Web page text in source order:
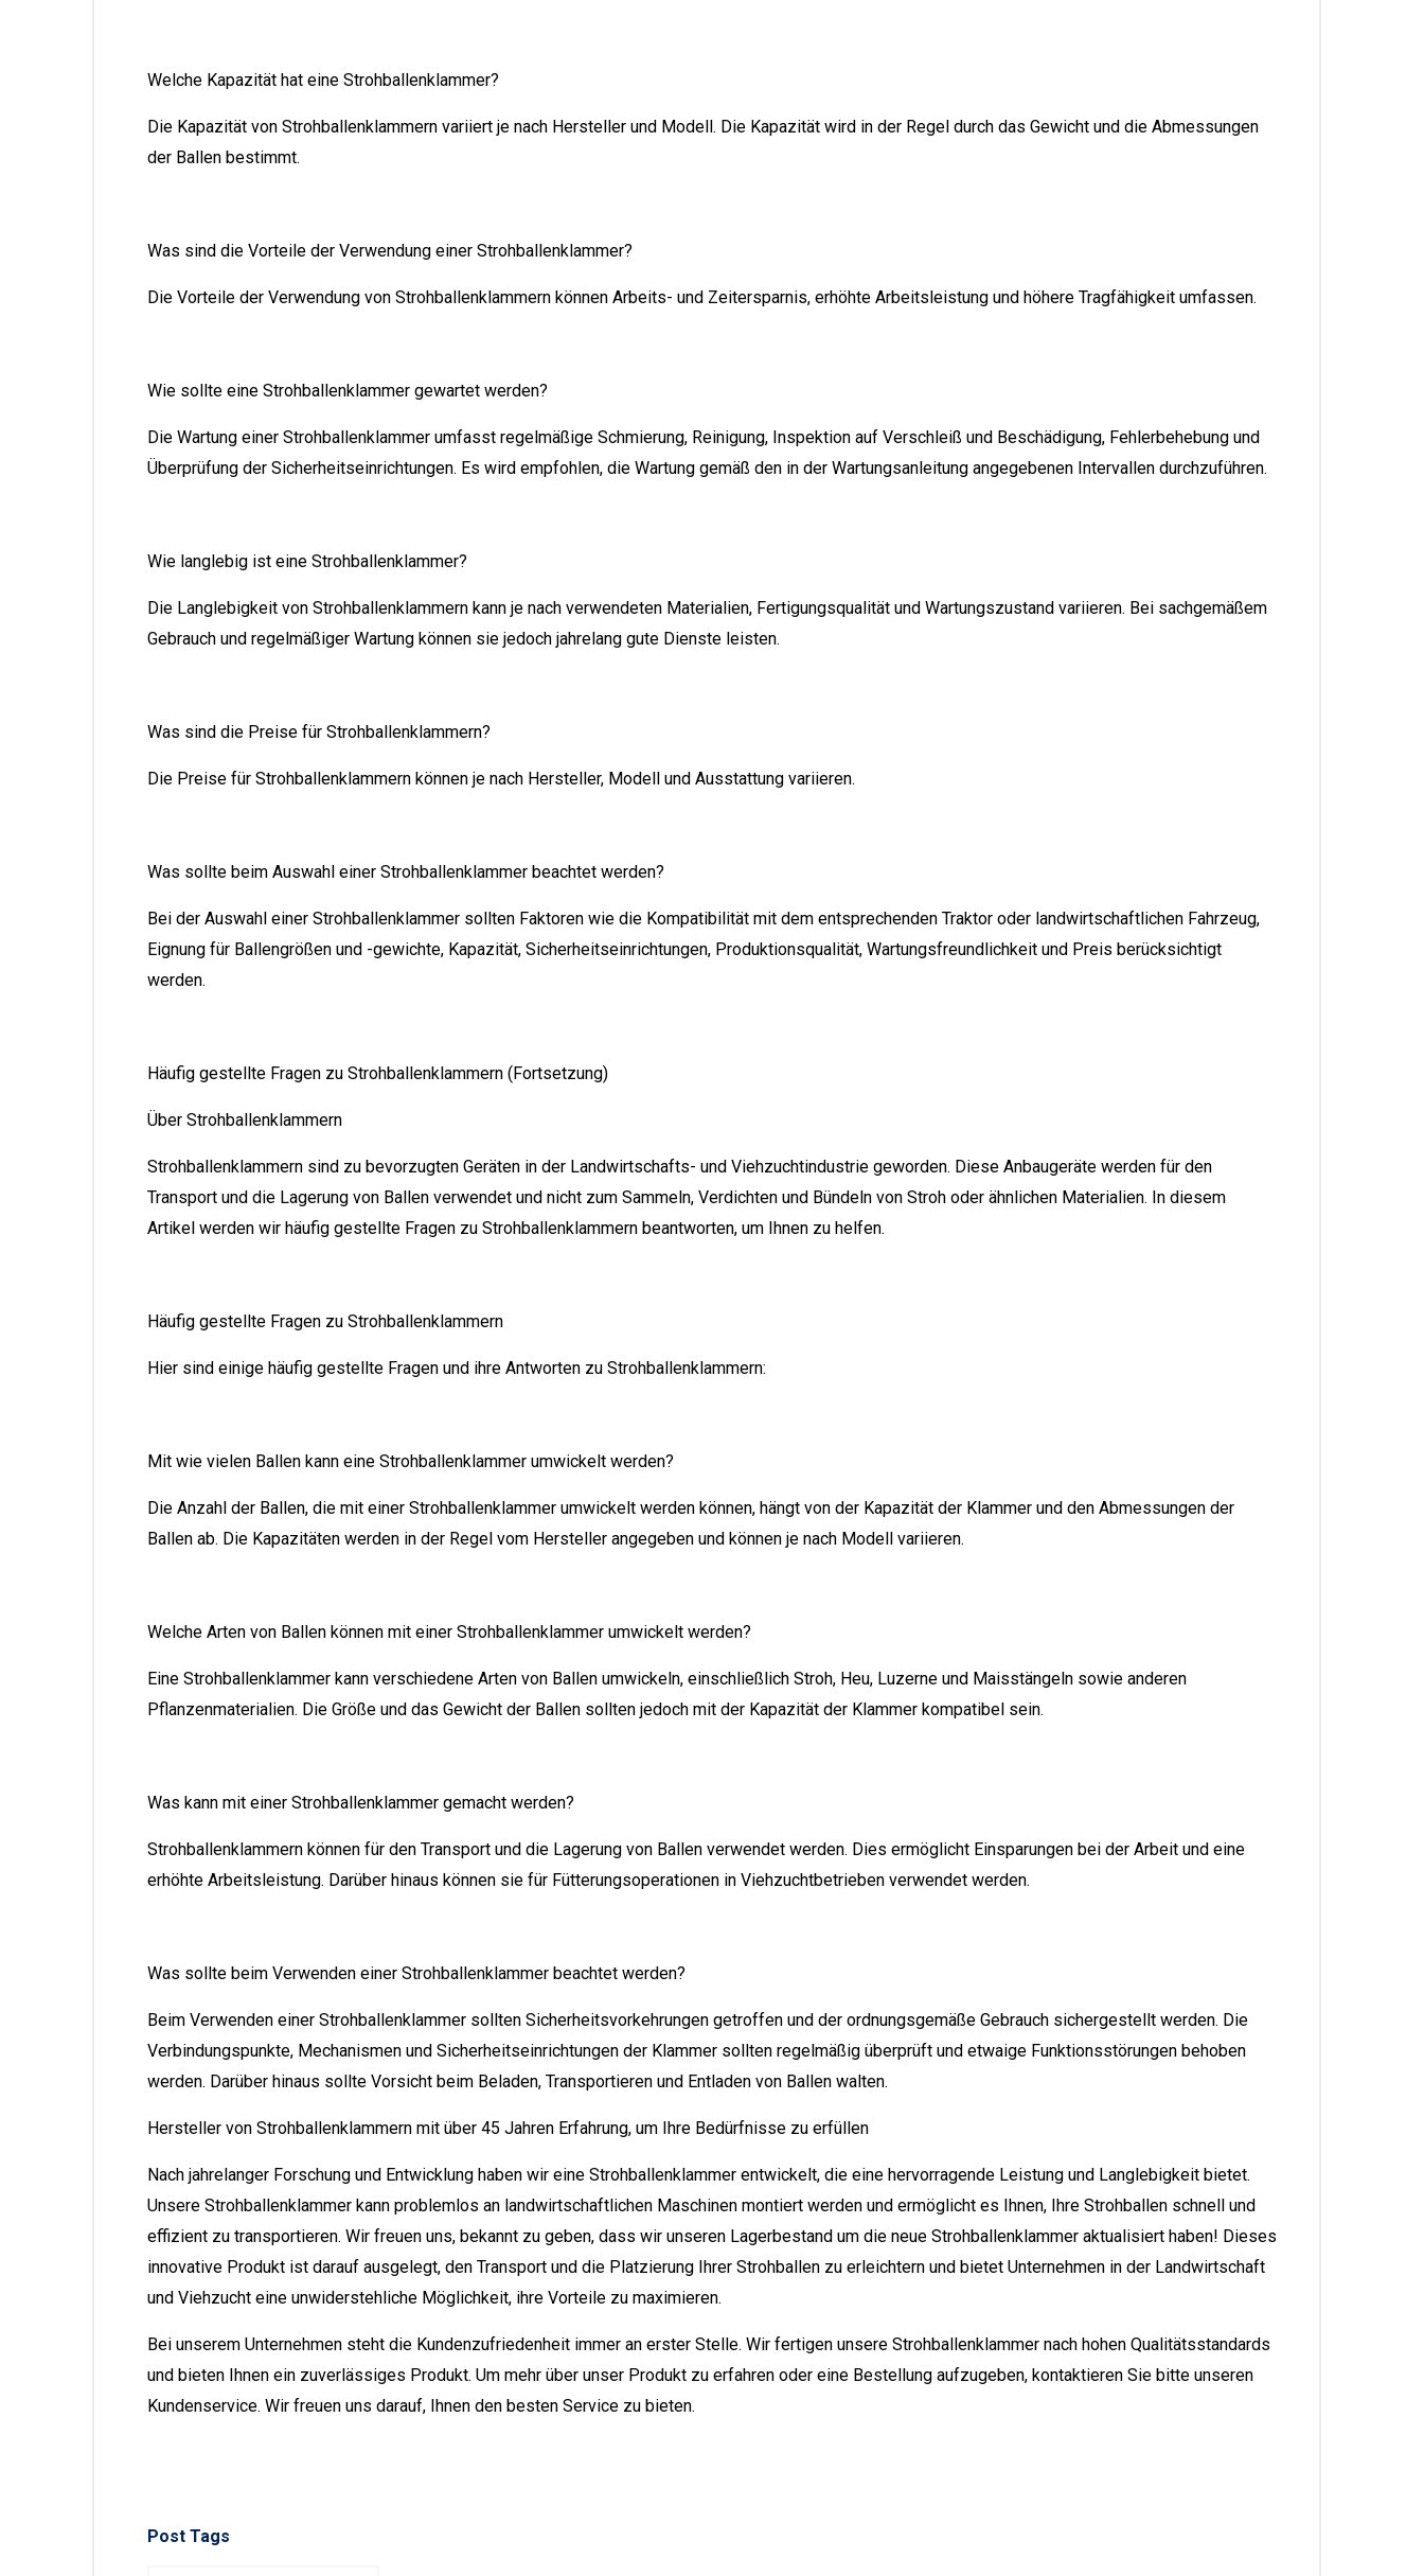
Welche Kapazität hat eine Strohballenklammer?
Die Kapazität von Strohballenklammern variiert je nach Hersteller und Modell. Die Kapazität wird in der Regel durch das Gewicht und die Abmessungen
der Ballen bestimmt.
Was sind die Vorteile der Verwendung einer Strohballenklammer?
Die Vorteile der Verwendung von Strohballenklammern können Arbeits- und Zeitersparnis, erhöhte Arbeitsleistung und höhere Tragfähigkeit umfassen.
Wie sollte eine Strohballenklammer gewartet werden?
Die Wartung einer Strohballenklammer umfasst regelmäßige Schmierung, Reinigung, Inspektion auf Verschleiß und Beschädigung, Fehlerbehebung und
Überprüfung der Sicherheitseinrichtungen. Es wird empfohlen, die Wartung gemäß den in der Wartungsanleitung angegebenen Intervallen durchzuführen.
Wie langlebig ist eine Strohballenklammer?
Die Langlebigkeit von Strohballenklammern kann je nach verwendeten Materialien, Fertigungsqualität und Wartungszustand variieren. Bei sachgemäßem
Gebrauch und regelmäßiger Wartung können sie jedoch jahrelang gute Dienste leisten.
Was sind die Preise für Strohballenklammern?
Die Preise für Strohballenklammern können je nach Hersteller, Modell und Ausstattung variieren.
Was sollte beim Auswahl einer Strohballenklammer beachtet werden?
Bei der Auswahl einer Strohballenklammer sollten Faktoren wie die Kompatibilität mit dem entsprechenden Traktor oder landwirtschaftlichen Fahrzeug,
Eignung für Ballengrößen und -gewichte, Kapazität, Sicherheitseinrichtungen, Produktionsqualität, Wartungsfreundlichkeit und Preis berücksichtigt
werden.
Häufig gestellte Fragen zu Strohballenklammern (Fortsetzung)
Über Strohballenklammern
Strohballenklammern sind zu bevorzugten Geräten in der Landwirtschafts- und Viehzuchtindustrie geworden. Diese Anbaugeräte werden für den
Transport und die Lagerung von Ballen verwendet und nicht zum Sammeln, Verdichten und Bündeln von Stroh oder ähnlichen Materialien. In diesem
Artikel werden wir häufig gestellte Fragen zu Strohballenklammern beantworten, um Ihnen zu helfen.
Häufig gestellte Fragen zu Strohballenklammern
Hier sind einige häufig gestellte Fragen und ihre Antworten zu Strohballenklammern:
Mit wie vielen Ballen kann eine Strohballenklammer umwickelt werden?
Die Anzahl der Ballen, die mit einer Strohballenklammer umwickelt werden können, hängt von der Kapazität der Klammer und den Abmessungen der
Ballen ab. Die Kapazitäten werden in der Regel vom Hersteller angegeben und können je nach Modell variieren.
Welche Arten von Ballen können mit einer Strohballenklammer umwickelt werden?
Eine Strohballenklammer kann verschiedene Arten von Ballen umwickeln, einschließlich Stroh, Heu, Luzerne und Maisstängeln sowie anderen
Pflanzenmaterialien. Die Größe und das Gewicht der Ballen sollten jedoch mit der Kapazität der Klammer kompatibel sein.
Was kann mit einer Strohballenklammer gemacht werden?
Strohballenklammern können für den Transport und die Lagerung von Ballen verwendet werden. Dies ermöglicht Einsparungen bei der Arbeit und eine
erhöhte Arbeitsleistung. Darüber hinaus können sie für Fütterungsoperationen in Viehzuchtbetrieben verwendet werden.
Was sollte beim Verwenden einer Strohballenklammer beachtet werden?
Beim Verwenden einer Strohballenklammer sollten Sicherheitsvorkehrungen getroffen und der ordnungsgemäße Gebrauch sichergestellt werden. Die
Verbindungspunkte, Mechanismen und Sicherheitseinrichtungen der Klammer sollten regelmäßig überprüft und etwaige Funktionsstörungen behoben
werden. Darüber hinaus sollte Vorsicht beim Beladen, Transportieren und Entladen von Ballen walten.
Hersteller von Strohballenklammern mit über 45 Jahren Erfahrung, um Ihre Bedürfnisse zu erfüllen
Nach jahrelanger Forschung und Entwicklung haben wir eine Strohballenklammer entwickelt, die eine hervorragende Leistung und Langlebigkeit bietet.
Unsere Strohballenklammer kann problemlos an landwirtschaftlichen Maschinen montiert werden und ermöglicht es Ihnen, Ihre Strohballen schnell und
effizient zu transportieren. Wir freuen uns, bekannt zu geben, dass wir unseren Lagerbestand um die neue Strohballenklammer aktualisiert haben! Dieses
innovative Produkt ist darauf ausgelegt, den Transport und die Platzierung Ihrer Strohballen zu erleichtern und bietet Unternehmen in der Landwirtschaft
und Viehzucht eine unwiderstehliche Möglichkeit, ihre Vorteile zu maximieren.
Bei unserem Unternehmen steht die Kundenzufriedenheit immer an erster Stelle. Wir fertigen unsere Strohballenklammer nach hohen Qualitätsstandards
und bieten Ihnen ein zuverlässiges Produkt. Um mehr über unser Produkt zu erfahren oder eine Bestellung aufzugeben, kontaktieren Sie bitte unseren
Kundenservice. Wir freuen uns darauf, Ihnen den besten Service zu bieten.
Post Tags